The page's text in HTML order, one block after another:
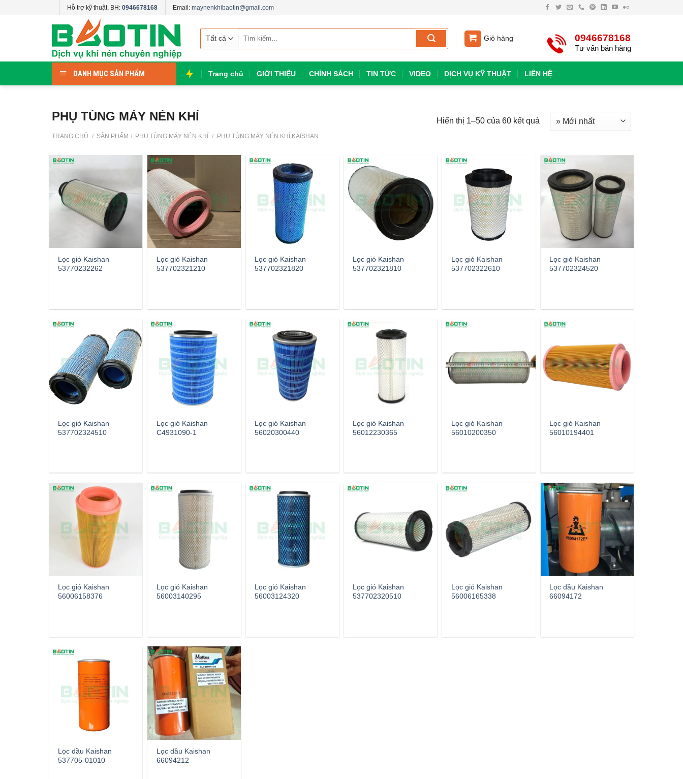
Hỗ trợ kỹ thuật, BH: 0946678168 Email: maynenkhibaotin@gmail.com
kiếm:
Giỏ hàng 0946678168
Tư vấn bán hàng
DANH MỤC SẢN PHẨM Trang chủ GIỚI THIỆU CHÍNH SÁCH TIN TỨC VIDEO DỊCH VỤ KỸ THUẬT LIÊN HỆ
PHỤ TÙNG MÁY NÉN KHÍ
TRANG CHỦ / SẢN PHẨM / PHỤ TÙNG MÁY NÉN KHÍ / PHỤ TÙNG MÁY NÉN KHÍ KAISHAN
Hiển thị 1–50 của 60 kết quả
Lọc gió Kaishan
53770232262
Lọc gió Kaishan
537702321210
Lọc gió Kaishan
537702321820
Lọc gió Kaishan
537702321810
Lọc gió Kaishan
537702322610
Lọc gió Kaishan
537702324520
Lọc gió Kaishan
537702324510
Lọc gió Kaishan
C4931090-1
Lọc gió Kaishan
56020300440
Lọc gió Kaishan
56012230365
Lọc gió Kaishan
56010200350
Lọc gió Kaishan
56010194401
Lọc gió Kaishan
56006158376
Lọc gió Kaishan
56003140295
Lọc gió Kaishan
56003124320
Lọc gió Kaishan
537702320510
Lọc gió Kaishan
56006165338
Lọc dầu Kaishan
66094172
Lọc dầu Kaishan
537705-01010
Lọc dầu Kaishan
66094212